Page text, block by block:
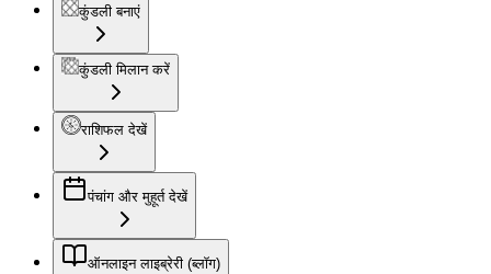
कुंडली बनाएं
कुंडली मिलान करें
राशिफल देखें
पंचांग और मुहूर्त देखें
ऑनलाइन लाइब्रेरी (ब्लॉग)